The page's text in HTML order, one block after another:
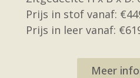
Prijs in stof vanaf:
Prijs in leer vanaf:
Meer